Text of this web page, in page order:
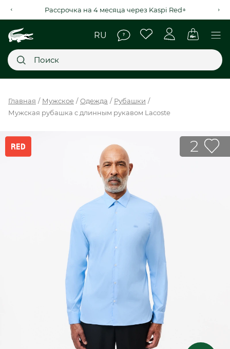
Рассрочка на 4 месяца через Kaspi Red+
НОВИНКИ
SALE
МЫ LACOSTE
Главная Мужское Одежда
Рубашки
Мужская рубашка с длинным рукавом Lacoste
2